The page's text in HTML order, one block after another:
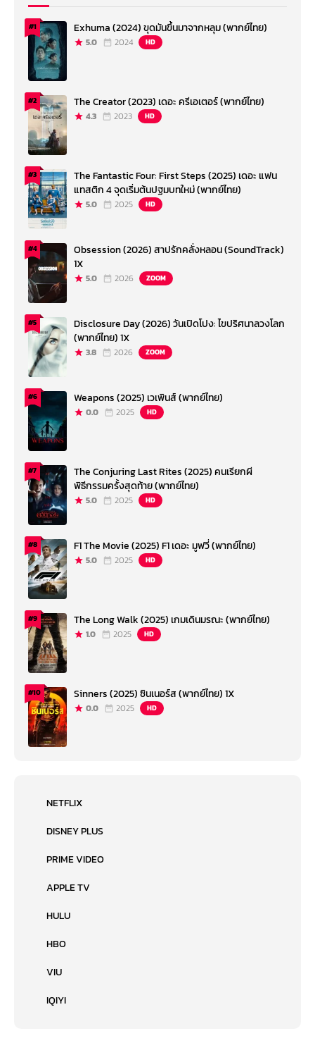
#1 Exhuma (2024) ขุดมันขึ้นมาจากหลุม (พากย์ไทย)
5.0 2024 HD
#2 The Creator (2023) เดอะ ครีเอเตอร์ (พากย์ไทย)
4.3 2023 HD
#3
The Fantastic Four: First Steps (2025) เดอะ แฟน
แทสติก 4 จุดเริ่มต้นปฐมบทใหม่ (พากย์ไทย)
5.0 2025 HD
#4
Obsession (2026) สาปรักคลั่งหลอน (SoundTrack)
1X
5.0 2026 ZOOM
#5
Disclosure Day (2026) วันเปิดโปง: ไขปริศนาลวงโลก
(พากย์ไทย) 1X
3.8 2026 ZOOM
#6 Weapons (2025) เวเพินส์ (พากย์ไทย)
0.0 2025 HD
#7
The Conjuring Last Rites (2025) คนเรียกผี
พิธีกรรมครั้งสุดท้าย (พากย์ไทย)
5.0 2025 HD
#8 F1 The Movie (2025) F1 เดอะ มูฟวี่ (พากย์ไทย)
5.0 2025 HD
#9 The Long Walk (2025) เกมเดินมรณะ (พากย์ไทย)
1.0 2025 HD
#10 Sinners (2025) ซินเนอร์ส (พากย์ไทย) 1X
0.0 2025 HD
NETFLIX
DISNEY PLUS
PRIME VIDEO
APPLE TV
HULU
HBO
VIU
IQIYI